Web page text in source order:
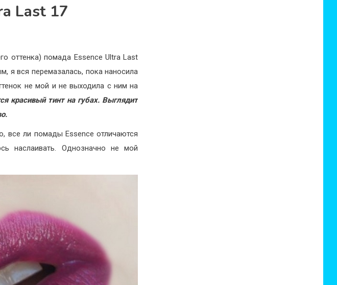
Last 17
оттенка) помада Essence Ultra Last
я вся перемазалась, пока наносила
не мой и не выходила с ним на
красивый тинт на губах. Выглядит
все ли помады Essence отличаются
наслаивать. Однозначно не мой